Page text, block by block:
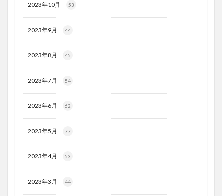
2023年10月 53
2023年9月 44
2023年8月 45
2023年7月 54
2023年6月 62
2023年5月 77
2023年4月 53
2023年3月 44